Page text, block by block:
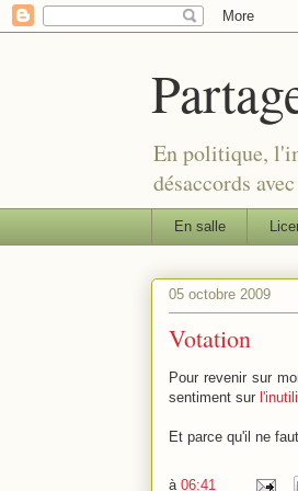
En politique,
désaccords
En salle
05 octobre 2009
Votation
Pour revenir sur
sentiment sur
Et parce qu'il ne
à 06:41